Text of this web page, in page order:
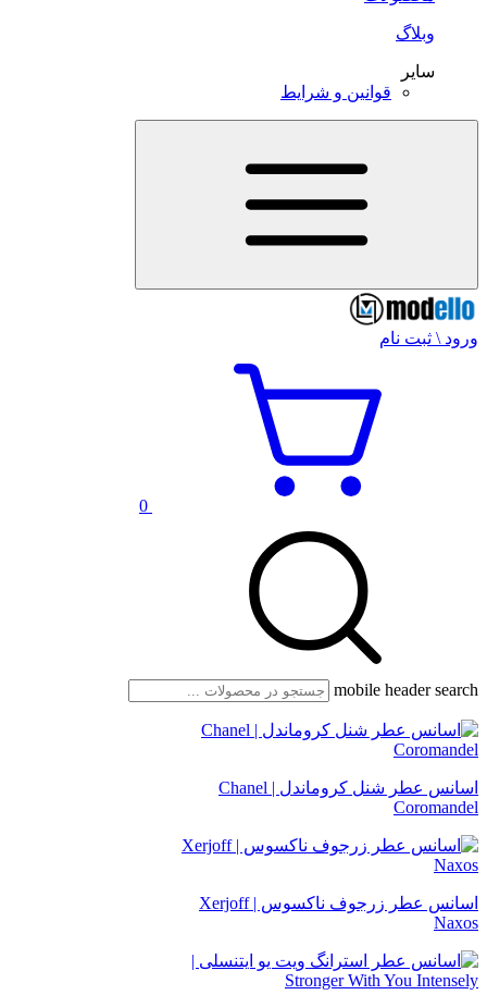
وبلاگ
سایر
قوانین و شرایط
ورود \ ثبت نام
0
mobile header search
اسانس عطر شنل کروماندل | Chanel
Coromandel
اسانس عطر زرجوف ناکسوس | Xerjoff
Naxos